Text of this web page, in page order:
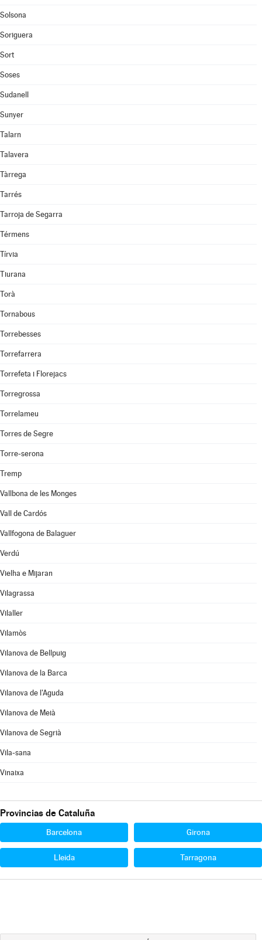
Solsona
Soriguera
Sort
Soses
Sudanell
Sunyer
Talarn
Talavera
Tàrrega
Tarrés
Tarroja de Segarra
Térmens
Tírvia
Tiurana
Torà
Tornabous
Torrebesses
Torrefarrera
Torrefeta i Florejacs
Torregrossa
Torrelameu
Torres de Segre
Torre-serona
Tremp
Vallbona de les Monges
Vall de Cardós
Vallfogona de Balaguer
Verdú
Vielha e Mijaran
Vilagrassa
Vilaller
Vilamòs
Vilanova de Bellpuig
Vilanova de la Barca
Vilanova de l'Aguda
Vilanova de Meià
Vilanova de Segrià
Vila-sana
Vinaixa
Provincias de Cataluña
Barcelona Girona
Lleida Tarragona